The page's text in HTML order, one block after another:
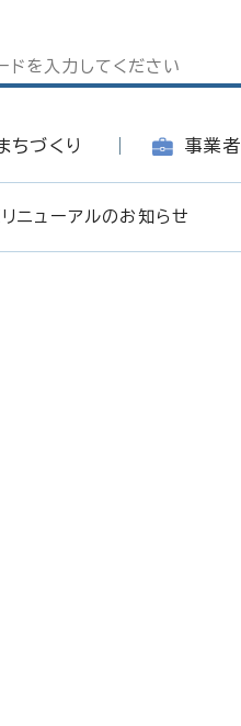
ちづくり 事業者
ニューアルのお知らせ